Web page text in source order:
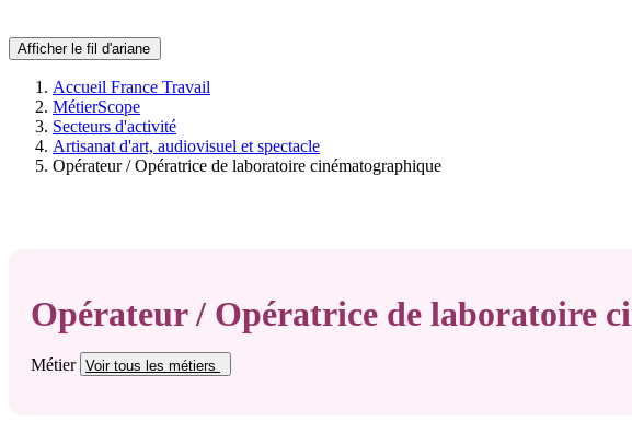
Afficher le fil d'ariane
Accueil France Travail
MétierScope
Secteurs d'activité
Artisanat d'art, audiovisuel et spectacle
Opérateur / Opératrice de laboratoire cinématographique
Opérateur / Opératrice de laboratoire
Métier Voir tous les métiers